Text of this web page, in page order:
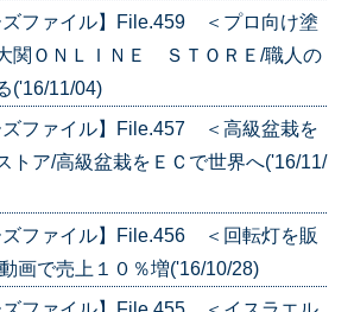
ズファイル】File.459 ＜プロ向け塗
関ＯＮＬＩＮＥ ＳＴＯＲＥ/職人の
('16/11/04)
ズファイル】File.457 ＜高級盆栽を
トア/高級盆栽をＥＣで世界へ('16/11/
ズファイル】File.456 ＜回転灯を販
画で売上１０％増('16/10/28)